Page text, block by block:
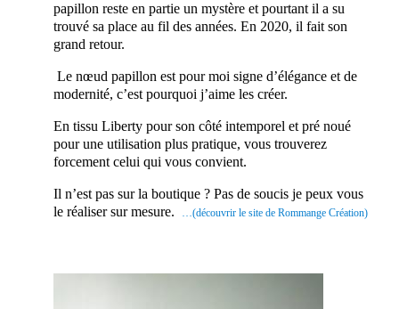
papillon reste en partie un mystère et pourtant il a su
trouvé sa place au fil des années. En 2020, il fait son
grand retour.
Le nœud papillon est pour moi signe d’élégance et de
modernité, c’est pourquoi j’aime les créer.
En tissu Liberty pour son côté intemporel et pré noué
pour une utilisation plus pratique, vous trouverez
forcement celui qui vous convient.
Il n’est pas sur la boutique ? Pas de soucis je peux vous
le réaliser sur mesure.
…(découvrir le site de Rommange Création)